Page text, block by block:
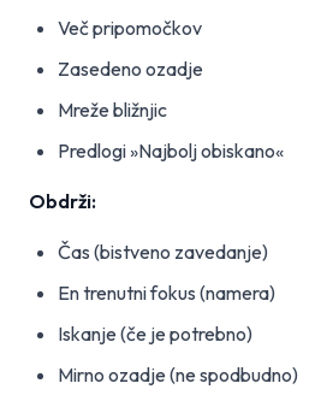
Več pripomočkov
Zasedeno ozadje
Mreže bližnjic
Predlogi »Najbolj obiskano«
Obdrži:
Čas (bistveno zavedanje)
En trenutni fokus (namera)
Iskanje (če je potrebno)
Mirno ozadje (ne spodbudno)